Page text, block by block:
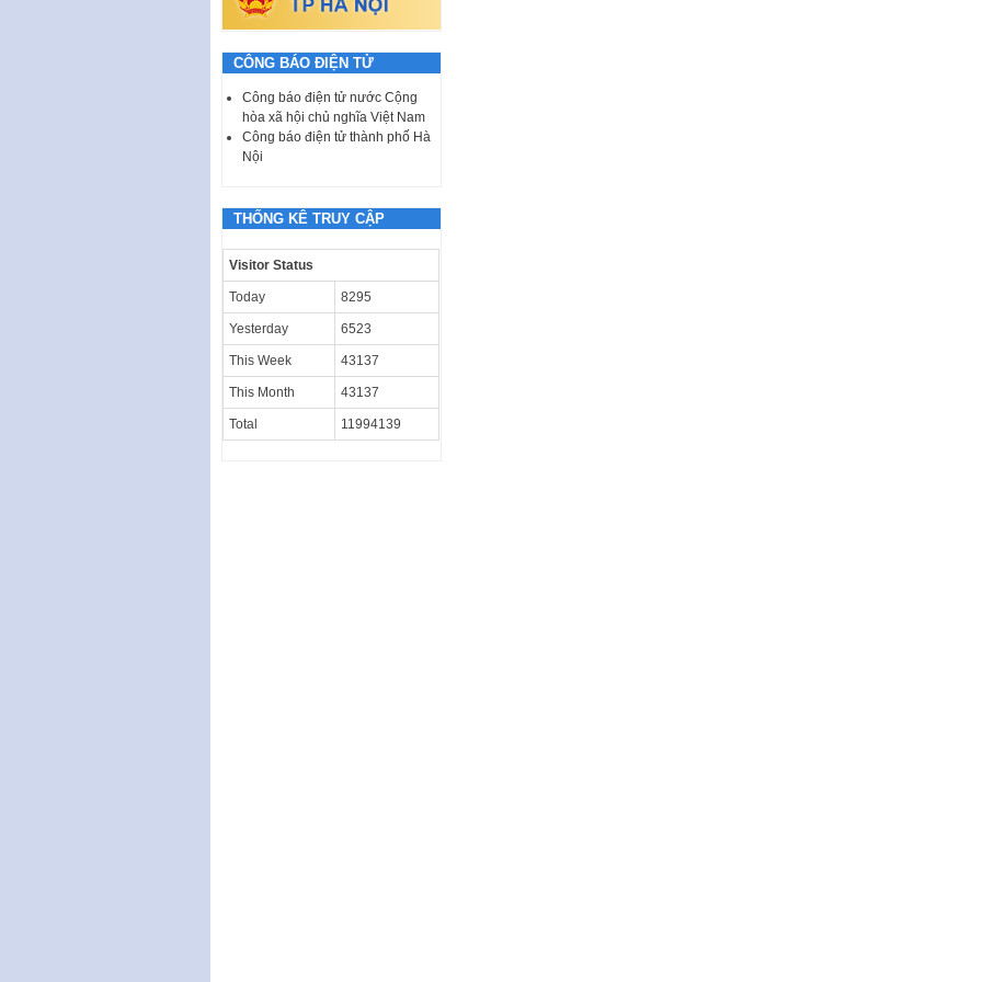
CÔNG BÁO ĐIỆN TỬ
Công báo điện tử nước Cộng
hòa xã hội chủ nghĩa Việt Nam
Công báo điện tử thành phố Hà
Nội
THỐNG KÊ TRUY CẬP
Visitor Status
Today 8295
Yesterday 6523
This Week 43137
This Month 43137
Total 11994139